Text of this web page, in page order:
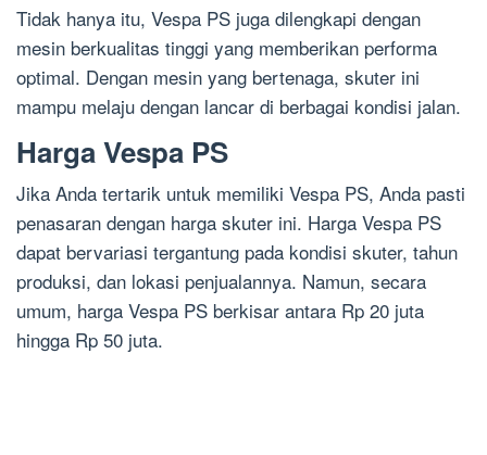
Tidak hanya itu, Vespa PS juga dilengkapi dengan
mesin berkualitas tinggi yang memberikan performa
optimal. Dengan mesin yang bertenaga, skuter ini
mampu melaju dengan lancar di berbagai kondisi jalan.
Harga Vespa PS
Jika Anda tertarik untuk memiliki Vespa PS, Anda pasti
penasaran dengan harga skuter ini. Harga Vespa PS
dapat bervariasi tergantung pada kondisi skuter, tahun
produksi, dan lokasi penjualannya. Namun, secara
umum, harga Vespa PS berkisar antara Rp 20 juta
hingga Rp 50 juta.